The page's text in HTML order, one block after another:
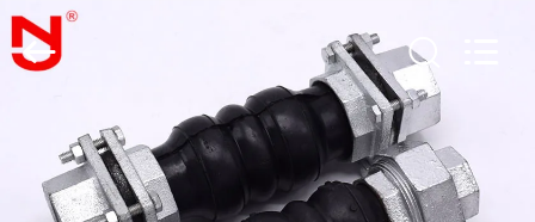
RUMAH
PRODUK
Songjiang
Jingning
Shock
Absorber